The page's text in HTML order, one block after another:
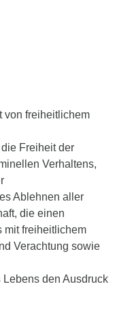
von freiheitlichem
Freiheit der
Verhaltens,
Ablehnen aller
die einen
mit freiheitlichem
Verachtung sowie
Lebens den Ausdruck